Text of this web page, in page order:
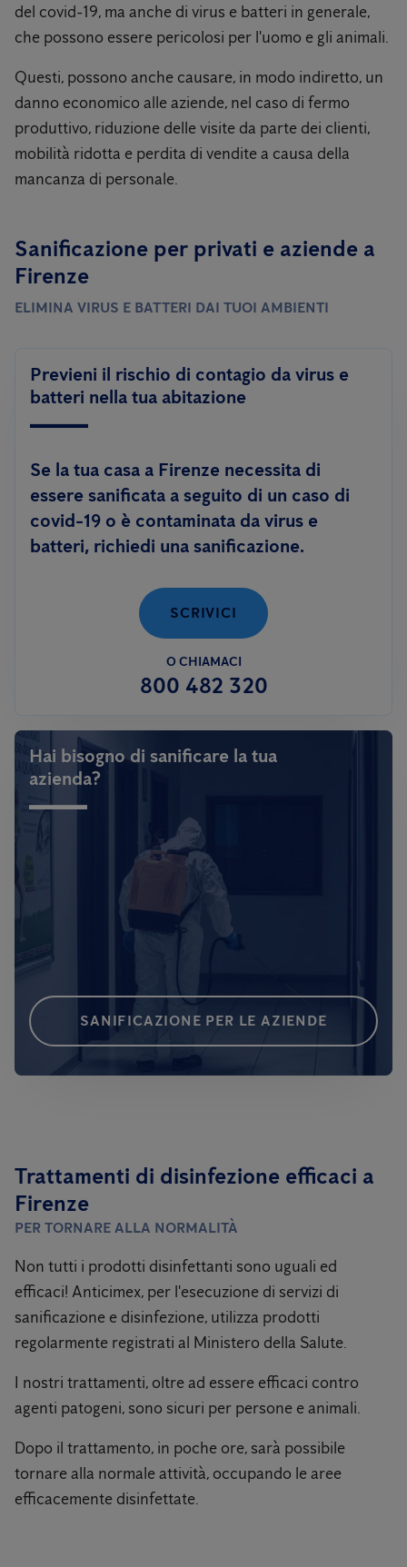
del covid-19, ma anche di virus e batteri in generale,
che possono essere pericolosi per l'uomo e gli animali.
Questi, possono anche causare, in modo indiretto, un
danno economico alle aziende, nel caso di fermo
produttivo, riduzione delle visite da parte dei clienti,
mobilità ridotta e perdita di vendite a causa della
mancanza di personale.
Sanificazione per privati ​​e aziende a
Firenze
ELIMINA VIRUS E BATTERI DAI TUOI AMBIENTI
Previeni il rischio di contagio da virus e
batteri nella tua abitazione
Se la tua casa a Firenze necessita di
essere sanificata a seguito di un caso di
covid-19 o è contaminata da virus e
batteri, richiedi una sanificazione.
SCRIVICI
O CHIAMACI
800 482 320
Hai bisogno di sanificare la tua
azienda?
SANIFICAZIONE PER LE AZIENDE
Trattamenti di disinfezione efficaci a
Firenze
PER TORNARE ALLA NORMALITÀ
Non tutti i prodotti disinfettanti sono uguali ed
efficaci! Anticimex, per l'esecuzione di servizi di
sanificazione e disinfezione, utilizza prodotti
regolarmente registrati al Ministero della Salute.
I nostri trattamenti, oltre ad essere efficaci contro
agenti patogeni, sono sicuri per persone e animali.
Dopo il trattamento, in poche ore, sarà possibile
tornare alla normale attività, occupando le aree
efficacemente disinfettate.